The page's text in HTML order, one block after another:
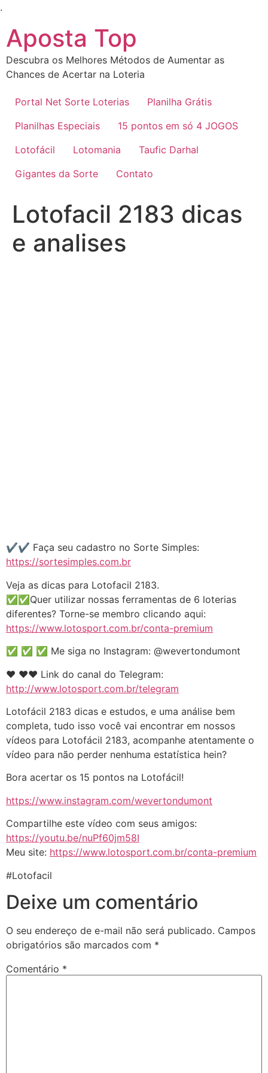
.
conteúdo
Aposta Top
Descubra os Melhores Métodos de Aumentar as
Chances de Acertar na Loteria
Portal Net Sorte Loterias
Planilha Grátis
Planilhas Especiais
15 pontos em só 4 JOGOS
Lotofácil
Lotomania
Taufic Darhal
Gigantes da Sorte
Contato
Lotofacil 2183 dicas
e analises
✔️✔️ Faça seu cadastro no Sorte Simples:
https://sortesimples.com.br
Veja as dicas para Lotofacil 2183.
✅✅Quer utilizar nossas ferramentas de 6 loterias
diferentes? Torne-se membro clicando aqui:
https://www.lotosport.com.br/conta-premium
✅ ✅ ✅ Me siga no Instagram: @wevertondumont
❤️️ ❤️️❤️️ Link do canal do Telegram:
http://www.lotosport.com.br/telegram
Lotofácil 2183 dicas e estudos, e uma análise bem
completa, tudo isso você vai encontrar em nossos
vídeos para Lotofácil 2183, acompanhe atentamente o
vídeo para não perder nenhuma estatística hein?
Bora acertar os 15 pontos na Lotofácil!
https://www.instagram.com/wevertondumont
Compartilhe este vídeo com seus amigos:
https://youtu.be/nuPf60jm58I
Meu site: https://www.lotosport.com.br/conta-premium
#Lotofacil
Deixe um comentário
O seu endereço de e-mail não será publicado. Campos
obrigatórios são marcados com *
Comentário *